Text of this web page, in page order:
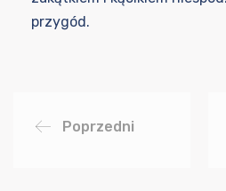
przygód.
Poprzedni